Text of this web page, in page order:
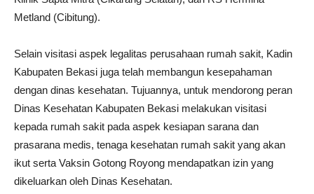
Metland (Cibitung).
Selain visitasi aspek legalitas perusahaan rumah sakit, Kadin
Kabupaten Bekasi juga telah membangun kesepahaman
dengan dinas kesehatan. Tujuannya, untuk mendorong peran
Dinas Kesehatan Kabupaten Bekasi melakukan visitasi
kepada rumah sakit pada aspek kesiapan sarana dan
prasarana medis, tenaga kesehatan rumah sakit yang akan
ikut serta Vaksin Gotong Royong mendapatkan izin yang
dikeluarkan oleh Dinas Kesehatan.